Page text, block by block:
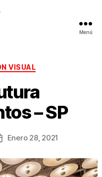
Menú
VISUAL
– SP
Enero 28, 2021